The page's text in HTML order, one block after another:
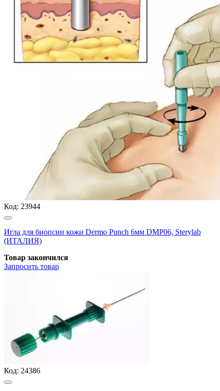
Код: 23944
Игла для биопсии кожи Dermo Punch 6мм DMP06, Sterylab
(ИТАЛИЯ)
Товар закончился
Запросить товар
Код: 24386